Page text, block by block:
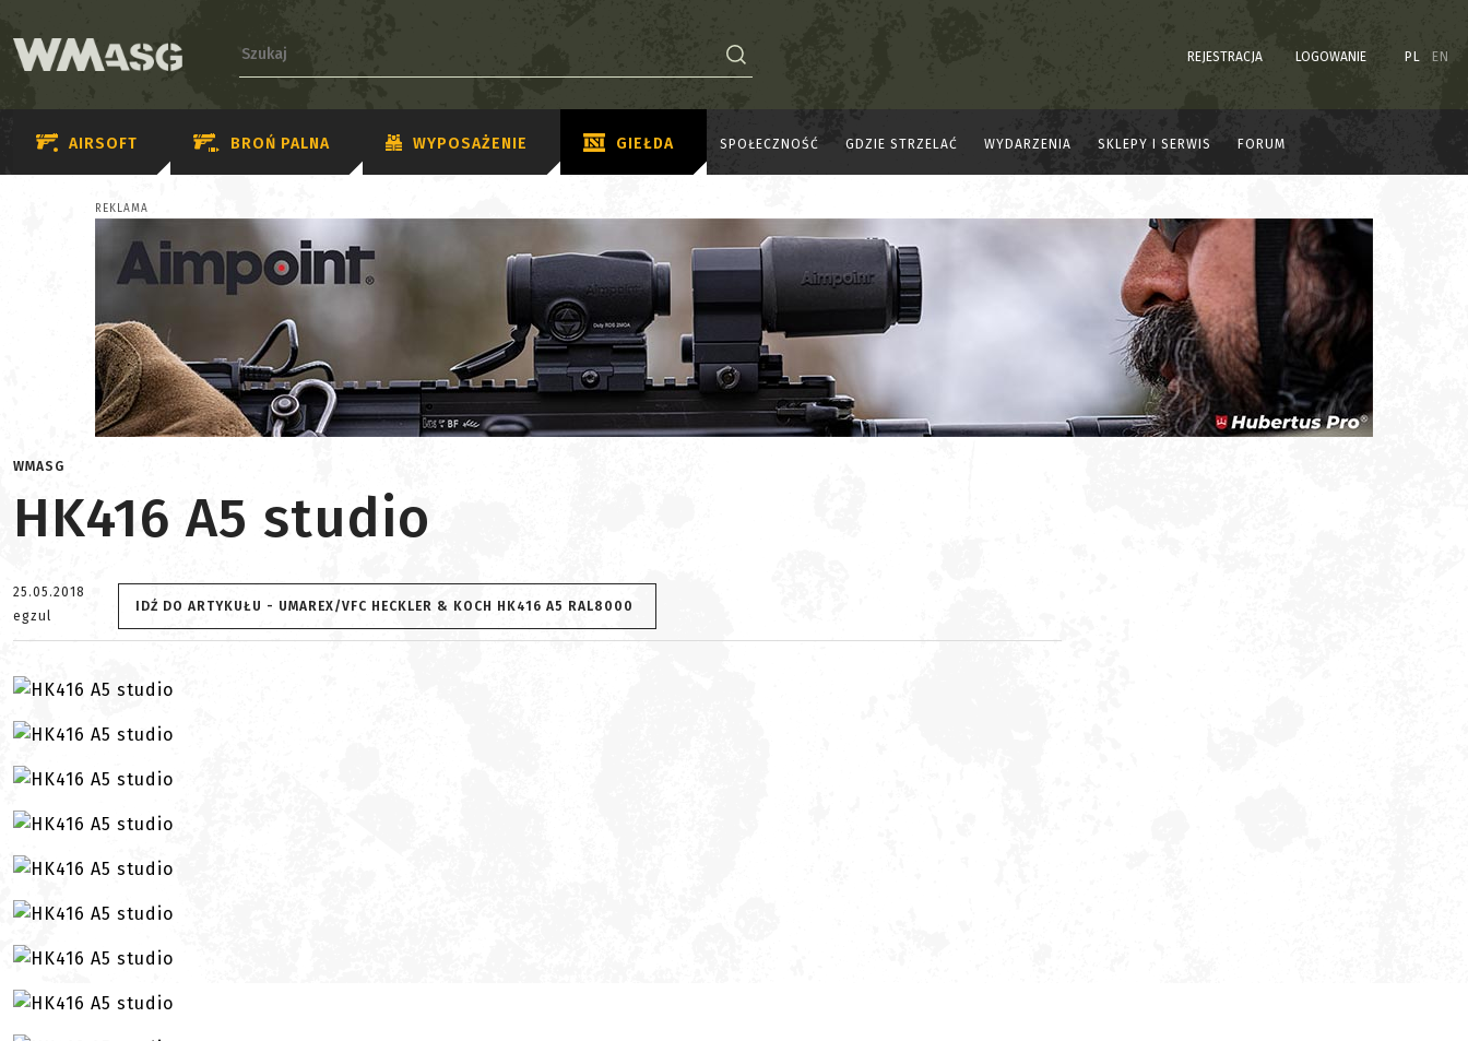
REJESTRACJA LOGOWANIE PL EN
AIRSOFT BROŃ PALNA WYPOSAŻENIE GIEŁDA SPOŁECZNOŚĆ GDZIE STRZELAĆ WYDARZENIA SKLEPY I SERWIS FORUM
REKLAMA
WMASG
HK416 A5 studio
25.05.2018
egzul
IDŹ DO ARTYKUŁU - UMAREX/VFC HECKLER & KOCH HK416 A5 RAL8000